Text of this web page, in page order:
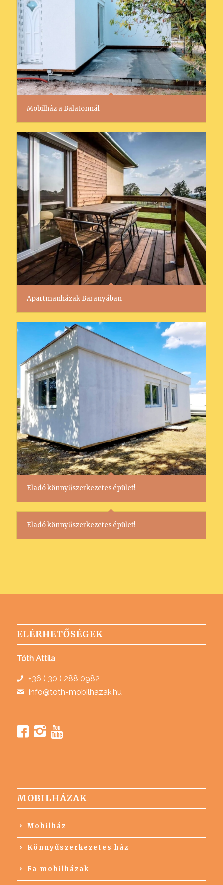
Mobilház a Balatonnál
Apartmanházak Baranyában
Eladó könnyűszerkezetes épület!
Eladó könnyűszerkezetes épület!
ELÉRHETŐSÉGEK
Tóth Attila
+36 ( 30 ) 288 0982
info@toth-mobilhazak.hu
MOBILHÁZAK
Mobilház
Könnyűszerkezetes ház
Fa mobilházak